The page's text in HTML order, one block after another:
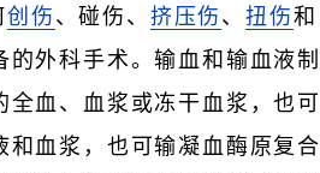
创伤 、碰伤、 挤压伤 、扭伤和
外科手术。输血和输血液制
血、血浆或冻干血浆，也可
血浆，也可输凝血酶原复合